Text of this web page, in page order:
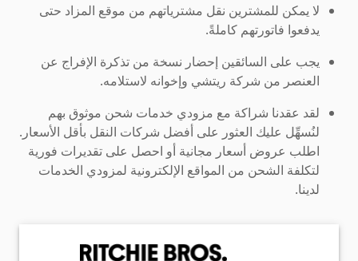
لا يمكن للمشترين نقل مشترياتهم من موقع المزاد حتى
يدفعوا فاتورتهم كاملةً.
يجب على السائقين إحضار نسخة من تذكرة الإفراج عن
العنصر من شركة ريتشي وإخوانه لاستلامه.
لقد عقدنا شراكة مع مزودي خدمات شحن موثوق بهم
لنُسهِّل عليك العثور على أفضل شركات النقل بأقل الأسعار.
اطلب عروض أسعار مجانية أو احصل على تقديرات فورية
لتكلفة الشحن من المواقع الإلكترونية لمزودي الخدمات
لدينا.